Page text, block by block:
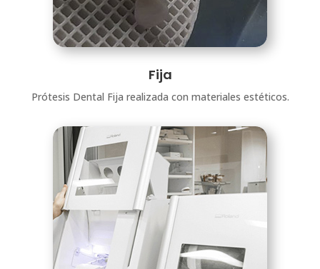
Fija
Prótesis Dental Fija realizada con materiales estéticos.